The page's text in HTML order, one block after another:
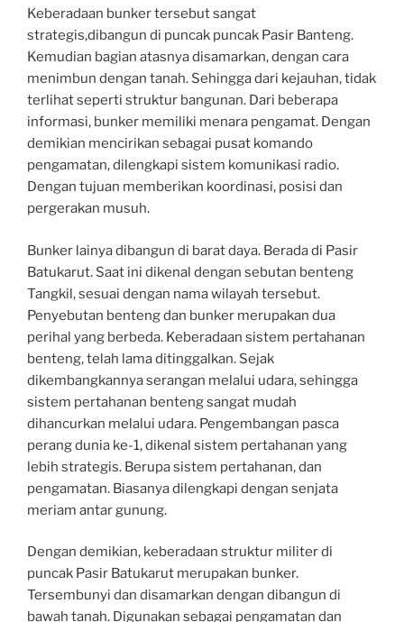
Keberadaan bunker tersebut sangat
strategis,dibangun di puncak puncak Pasir Banteng.
Kemudian bagian atasnya disamarkan, dengan cara
menimbun dengan tanah. Sehingga dari kejauhan, tidak
terlihat seperti struktur bangunan. Dari beberapa
informasi, bunker memiliki menara pengamat. Dengan
demikian mencirikan sebagai pusat komando
pengamatan, dilengkapi sistem komunikasi radio.
Dengan tujuan memberikan koordinasi, posisi dan
pergerakan musuh.
Bunker lainya dibangun di barat daya. Berada di Pasir
Batukarut. Saat ini dikenal dengan sebutan benteng
Tangkil, sesuai dengan nama wilayah tersebut.
Penyebutan benteng dan bunker merupakan dua
perihal yang berbeda. Keberadaan sistem pertahanan
benteng, telah lama ditinggalkan. Sejak
dikembangkannya serangan melalui udara, sehingga
sistem pertahanan benteng sangat mudah
dihancurkan melalui udara. Pengembangan pasca
perang dunia ke-1, dikenal sistem pertahanan yang
lebih strategis. Berupa sistem pertahanan, dan
pengamatan. Biasanya dilengkapi dengan senjata
meriam antar gunung.
Dengan demikian, keberadaan struktur militer di
puncak Pasir Batukarut merupakan bunker.
Tersembunyi dan disamarkan dengan dibangun di
bawah tanah. Digunakan sebagai pengamatan dan